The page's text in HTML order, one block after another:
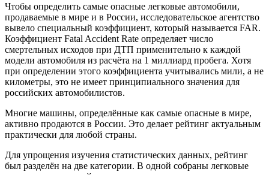
Чтобы определить самые опасные легковые автомобили,
продаваемые в мире и в России, исследовательское агентство
вывело специальный коэффициент, который называется FAR.
Коэффициент Fatal Accident Rate определяет число
смертельных исходов при ДТП применительно к каждой
модели автомобиля из расчёта на 1 миллиард пробега. Хотя
при определении этого коэффициента учитывались мили, а не
километры, это не имеет принципиального значения для
российских автомобилистов.
Многие машины, определённые как самые опасные в мире,
активно продаются в России. Это делает рейтинг актуальным
практически для любой страны.
Для упрощения изучения статистических данных, рейтинг
был разделён на две категории. В одной собраны легковые